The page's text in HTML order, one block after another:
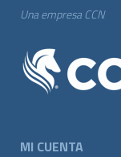
Una empresa CCN
MI CUENTA